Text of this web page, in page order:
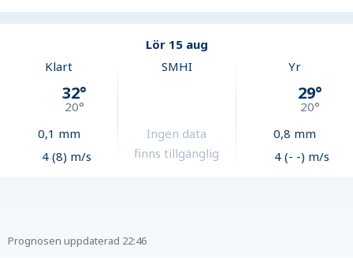
Lör 15 aug
Klart
32°
20°
0,1 mm
4 (8) m/s
SMHI
Ingen data
finns tillgänglig
Yr
29°
20°
0,8 mm
4 (- -) m/s
Prognosen uppdaterad 22:46